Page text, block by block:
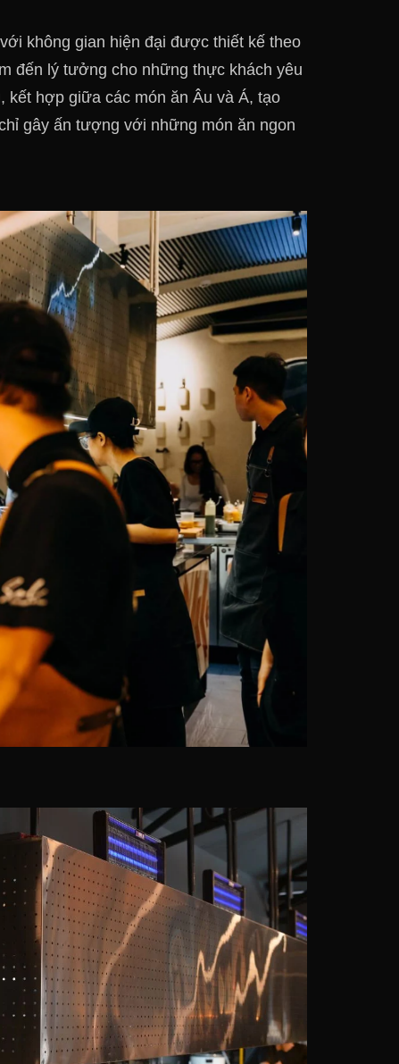
không gian hiện đại được thiết kế theo
đến lý tưởng cho những thực khách yêu
hợp giữa các món ăn Âu và Á, tạo
gây ấn tượng với những món ăn ngon